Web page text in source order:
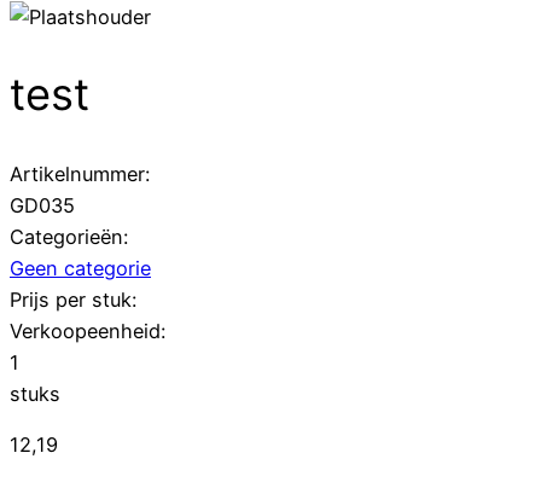
test
Artikelnummer:
GD035
Categorieën:
Geen categorie
Prijs per stuk:
Verkoopeenheid:
1
stuks
12,19